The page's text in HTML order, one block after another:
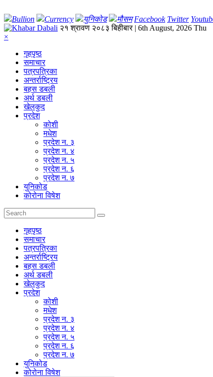
Bullion Currency युनिकोड मौसम Facebook Twitter
२१ श्रावण २०८३ बिहीबार | 6th August, 2026 Thu
×
गृहपृष्‍ठ
समाचार
पत्रपत्रिका
अन्तर्राष्ट्रिय
बहस डबली
अर्थ डबली
खेलकुद
प्रदेश
कोशी
मधेश
प्रदेश न. ३
प्रदेश न. ४
प्रदेश न. ५
प्रदेश न. ६
प्रदेश न. ७
युनिकोड
कोरोना विषेश
गृहपृष्‍ठ
समाचार
पत्रपत्रिका
अन्तर्राष्ट्रिय
बहस डबली
अर्थ डबली
खेलकुद
प्रदेश
कोशी
मधेश
प्रदेश न. ३
प्रदेश न. ४
प्रदेश न. ५
प्रदेश न. ६
प्रदेश न. ७
युनिकोड
कोरोना विषेश